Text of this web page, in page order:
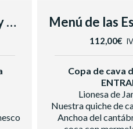
de
y
cremosos de
Vino
Casa Luz
Vino
Raimat Clamor
Cerveza con y
Menú Fabra con Pastel y Cava
112,00€
Copa de cava
Lionesa de
Nuestra quiche de
Anchoa del